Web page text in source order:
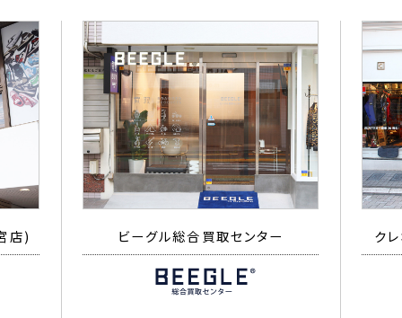
店) ビーグル総合買取センター ク